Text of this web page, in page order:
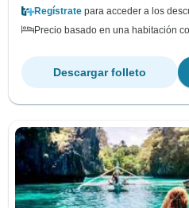
Regístrate para acceder a los
Precio basado en una habitación
Descargar folleto